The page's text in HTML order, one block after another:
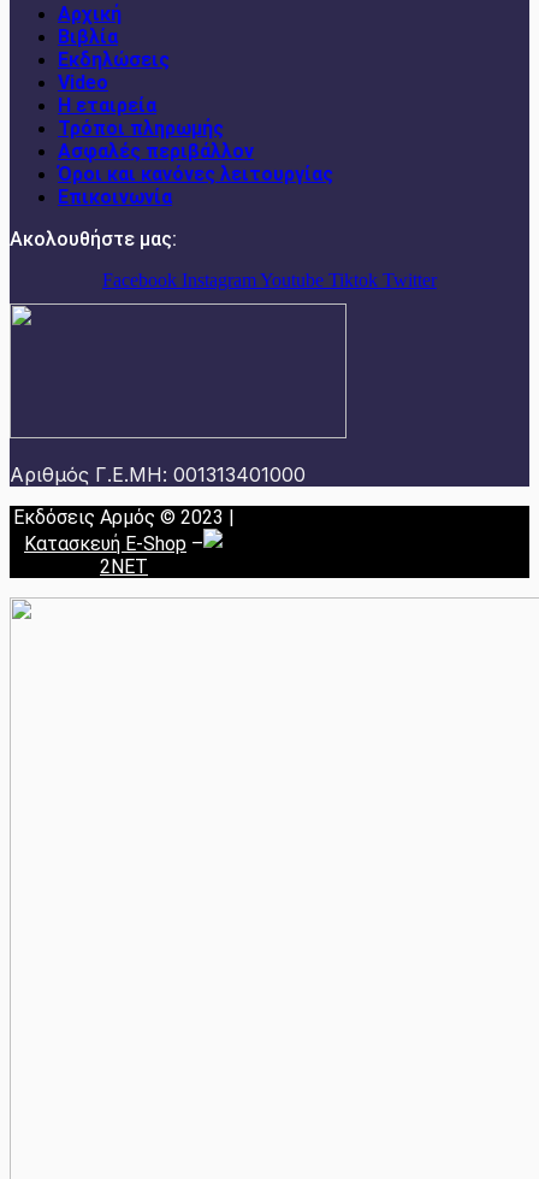
Αρχική
Βιβλία
Εκδηλώσεις
Video
Η εταιρεία
Τρόποι πληρωμής
Ασφαλές περιβάλλον
Όροι και κανόνες λειτουργίας
Επικοινωνία
Ακολουθήστε μας:
Facebook InstagramYoutube Tiktok Twitter
Αριθμός Γ.Ε.ΜΗ: 001313401000
Εκδόσεις Αρμός © 2023 |
Κατασκευή E-Shop –
2NET